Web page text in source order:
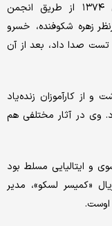
زنده‌یاد حدادی متولد ۱۳۵۶ بود که از سال ۱۳۷۴ از طریق انجمن
زهره شکوفنده، خسرو
تست صدا داد، بعد از آن
و از کارآموزان زنده‌یاد
وی در آثار مختلفی هم
و ایتالیایی مسلط بود
«کمیسر لسکو»، مدیر
اوست.